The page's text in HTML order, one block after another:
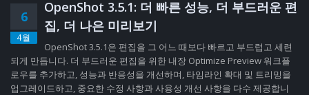
6
4월
OpenShot 3.5.1: 더 빠른 성능, 더 부드러운 편
집, 더 나은 미리보기
OpenShot 3.5.1은 편집을 그 어느 때보다 빠르고 부드럽고 세련
되게 만듭니다. 더 부드러운 편집을 위한 내장 Optimize Preview 워크플
로우를 추가하고, 성능과 반응성을 개선하며, 타임라인 확대 및 트리밍을
업그레이드하고, 중요한 수정 사항과 사용성 개선 사항을 다수 제공합니